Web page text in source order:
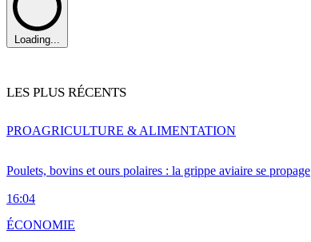
Loading...
LES PLUS RÉCENTS
Poulets, bovins et ours polaires : la grippe aviaire se propage
16:04
PROAGRICULTURE & ALIMENTATION
ÉCONOMIE